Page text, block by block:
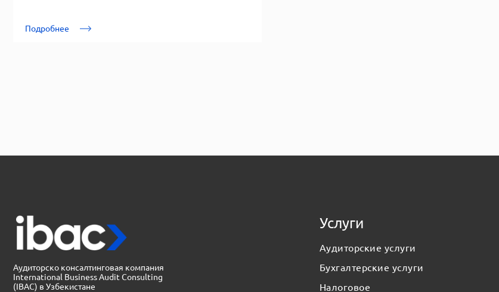
Подробнее
Аудиторско консалтинговая компания
International Business Audit Consulting
(IBAC) в Узбекистане
Услуги
Аудиторские услуги
Бухгалтерские услуги
Налоговое